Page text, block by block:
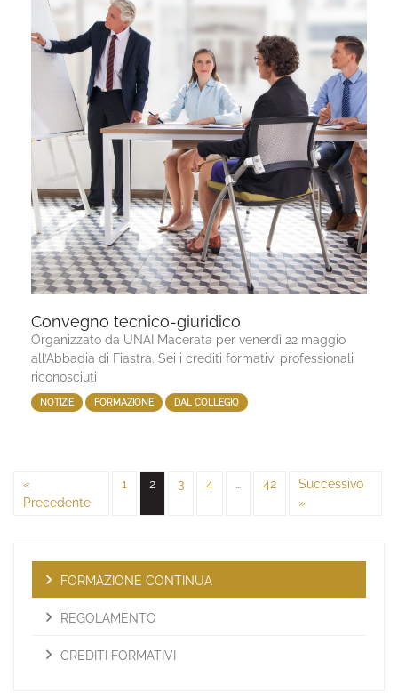
Convegno tecnico-giuridico
Organizzato da UNAI Macerata per venerdì 22 maggio
all’Abbadia di Fiastra. Sei i crediti formativi professionali
riconosciuti
NOTIZIE FORMAZIONE DAL COLLEGIO
«
Precedente
1 2 3 4 … 42
Successivo
»
FORMAZIONE CONTINUA
REGOLAMENTO
CREDITI FORMATIVI